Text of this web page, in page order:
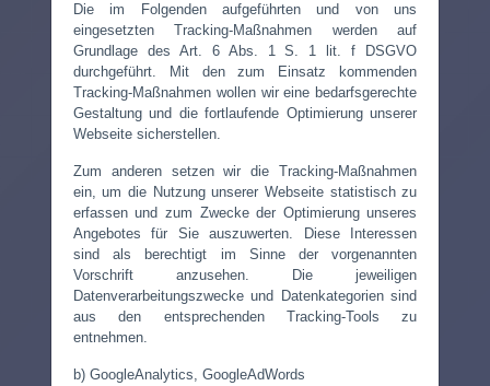
Die im Folgenden aufgeführten und von uns
eingesetzten Tracking-Maßnahmen werden auf
Grundlage des Art. 6 Abs. 1 S. 1 lit. f DSGVO
durchgeführt. Mit den zum Einsatz kommenden
Tracking-Maßnahmen wollen wir eine bedarfsgerechte
Gestaltung und die fortlaufende Optimierung unserer
Webseite sicherstellen.
Zum anderen setzen wir die Tracking-Maßnahmen
ein, um die Nutzung unserer Webseite statistisch zu
erfassen und zum Zwecke der Optimierung unseres
Angebotes für Sie auszuwerten. Diese Interessen
sind als berechtigt im Sinne der vorgenannten
Vorschrift anzusehen. Die jeweiligen
Datenverarbeitungszwecke und Datenkategorien sind
aus den entsprechenden Tracking-Tools zu
entnehmen.
b) GoogleAnalytics, GoogleAdWords